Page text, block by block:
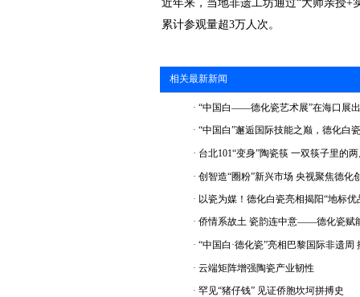
近年来，当地非遗工坊通过“大师亲授+
累计参观量超3万人次。
相关最新新闻
· “中国白——德化瓷艺术展”在海口展出
· “中国白”邂逅国际技能之巅，德化白
· 台北101“变身”陶瓷筷 一双筷子里的
· 创智造“圈粉”新兴市场 央视聚焦德化
· 以瓷为媒！德化白瓷亮相揭阳“地标优
· 侨情系故土 瓷韵连中意——德化瓷赋
· “中国白·德化瓷”亮相巴黎国际非遗周
· 云端矩阵增强陶瓷产业韧性
· 罕见“猪仔钱” 见证侨胞坎坷拼搏史